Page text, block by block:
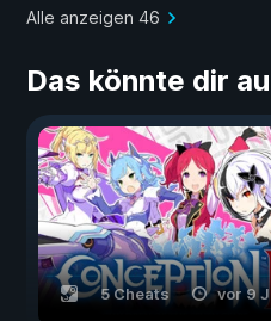
Alle anzeigen 46
Das könnte dir
5 Cheats vor 9